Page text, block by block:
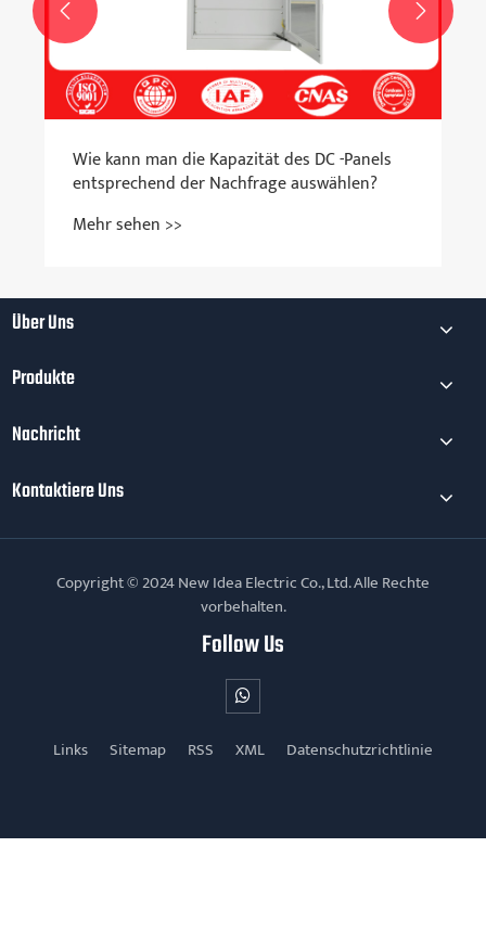
 
Über Uns
Produkte
Nachricht
Kontaktiere Uns
Copyright © 2024 New Idea Electric Co., Ltd. Alle Rechte
vorbehalten.
Follow Us
Links Sitemap RSS XML Datenschutzrichtlinie